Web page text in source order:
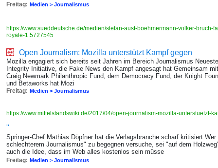
Freitag: Medien > Journalismus
https://www.sueddeutsche.de/medien/stefan-aust-boehmermann-volker-bruch-
royale-1.5727545
Open Journalism: Mozilla unter­stützt Kampf gegen
Mozilla engagiert sich bereits seit Jahren im Bereich Jour­nalis­mus
Integrity Initiative, die Fake News den Kampf angesagt hat Gemein­sam
Craig Newmark Phil­anthropic Fund, dem Democracy Fund, der Knight
und Beta­works hat Mozi
Freitag: Medien > Journalismus
https://www.mittelstandswiki.de/2017/04/open-journalism-mozilla-unterstuetzt-
"
Springer-Chef Mathias Döpfner hat die Verlagsbranche scharf kritisiert
schlechterem Journalismus" zu begegnen versuche, sei "auf dem
auch die Idee, dass im Web alles kostenlos sein müsse
Freitag: Medien > Journalismus